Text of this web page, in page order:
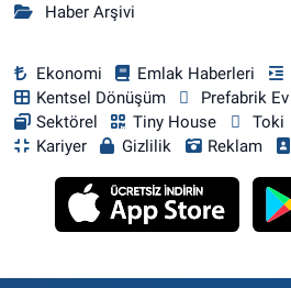
Haber Arşivi
Ekonomi Emlak Haberleri
Kentsel Dönüşüm
Prefabrik Ev
Sektörel
Tiny House Toki
Kariyer
Gizlilik Reklam